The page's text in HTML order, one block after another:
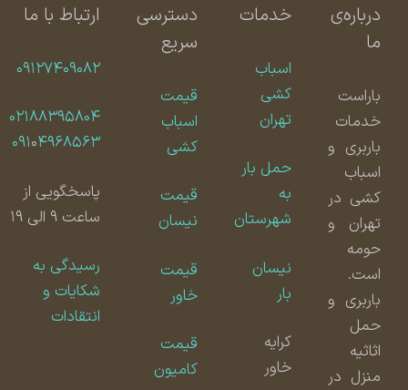
درباره‌ی
باراست
خدمات
باربری و
اسباب
کشی در
تهران و
حومه
است.
باربری و
حمل
اثاثیه
منزل در
خدمات
اسباب
کشی
تهران
حمل بار
شهرستان
نیسان
دسترسی
سریع
قیمت
اسباب
کشی
قیمت
نیسان
قیمت
قیمت
کامیون
ارتباط با ما
۰۹۱۲۷۴۰۹۰۸۲
۰۲۱۸۸۳۹۵۸۰۴
۰۹۱۰۴۹۶۸۵۶۳
پاسخگویی از
ساعت ۹ الی ۱۹
رسیدگی به
شکایات و
انتقادات